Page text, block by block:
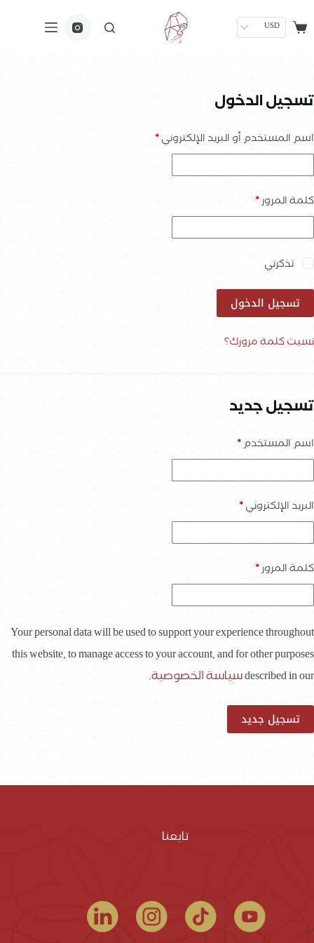
USD
تسجيل الدخول
اسم المستخدم أو البريد الإلكتروني*
كلمة المرور*
تذكرني
تسجيل الدخول
نسيت كلمة مرورك؟
تسجيل جديد
اسم المستخدم*
البريد الإلكتروني*
كلمة المرور*
Your personal data will be used to support your experience throughout
this website, to manage access to your account, and for other purposes
described in ourسياسة الخصوصية.
تسجيل جديد
تابعنا